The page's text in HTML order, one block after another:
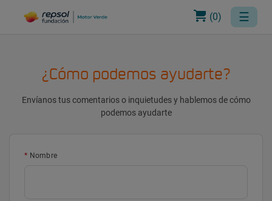
(0) ☰
¿Cómo podemos ayudarte?
Envíanos tus comentarios o inquietudes y hablemos de cómo
podemos ayudarte
Nombre